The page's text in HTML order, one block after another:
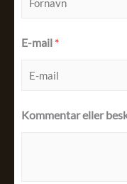
iE-mail *
Kommentar eller